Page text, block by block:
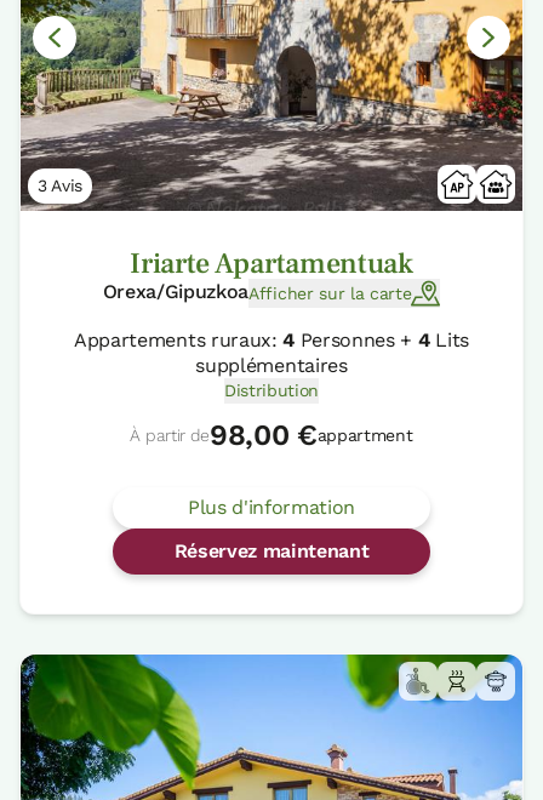
3 Avis
Iriarte Apartamentuak
Orexa/GipuzkoaAfficher sur la carte
Appartements ruraux:4 Personnes + 4Lits
supplémentaires
Distribution
À partir de98,00 €appartment
Plus d'information
Réservez maintenant